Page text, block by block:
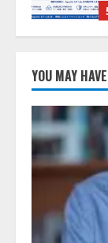
YOU MAY